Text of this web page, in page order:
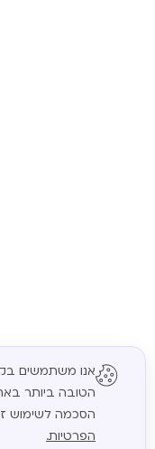
הטובה ביותר
הסכמה לשימוש
הפרטיות.